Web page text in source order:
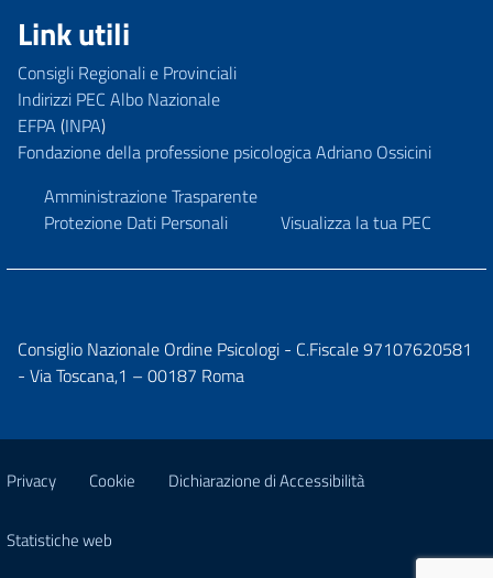
Link utili
Consigli Regionali e Provinciali
Indirizzi PEC Albo Nazionale
EFPA (INPA)
Fondazione della professione psicologica Adriano Ossicini
Amministrazione Trasparente
Protezione Dati Personali
Visualizza la tua PEC
Consiglio Nazionale Ordine Psicologi - C.Fiscale 97107620581
- Via Toscana,1 – 00187 Roma
Privacy Cookie Dichiarazione di Accessibilità
Statistiche web